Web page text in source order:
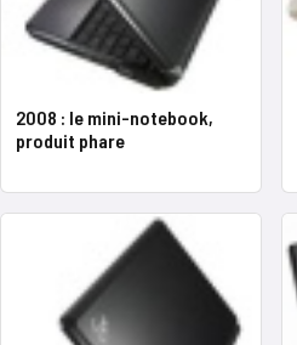
2008 : le mini-notebook,
produit phare